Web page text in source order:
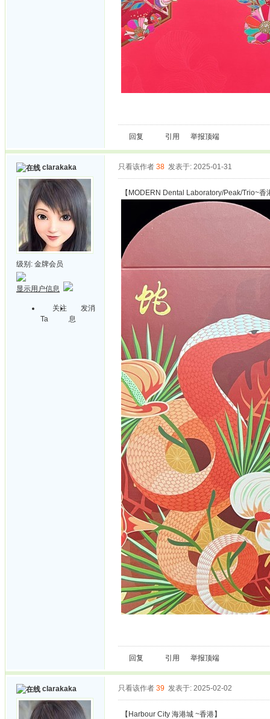
回复 引用 举报顶端
clarakaka
级别: 金牌会员
显示用户信息
关注
Ta
发消
息
只看该作者 38 发表于: 2025-01-31
【MODERN Dental Laboratory/Peak/Trio~香
回复 引用 举报顶端
clarakaka 只看该作者 39 发表于: 2025-02-02
【Harbour City 海港城 ~香港】